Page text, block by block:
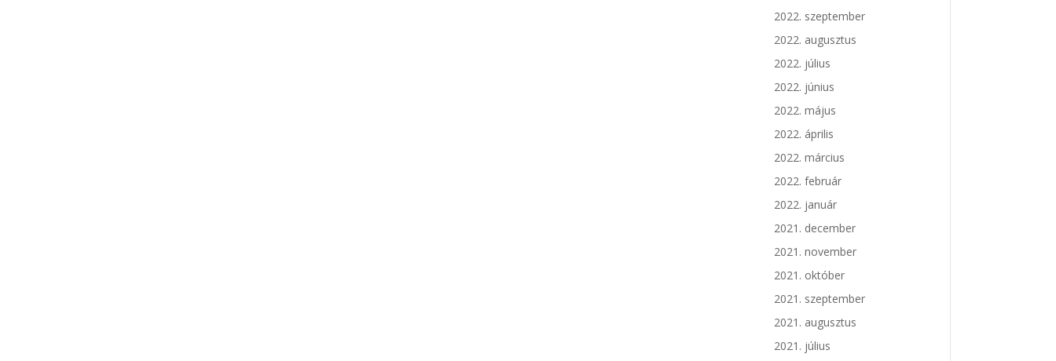
2022. szeptember
2022. augusztus
2022. július
2022. június
2022. május
2022. április
2022. március
2022. február
2022. január
2021. december
2021. november
2021. október
2021. szeptember
2021. augusztus
2021. július